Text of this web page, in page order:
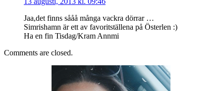
Jaa,det finns sååå många vackra dörrar …
Simrishamn är ett av favoritställena på Österlen :)
Ha en fin Tisdag/Kram Annmi
Comments are closed.